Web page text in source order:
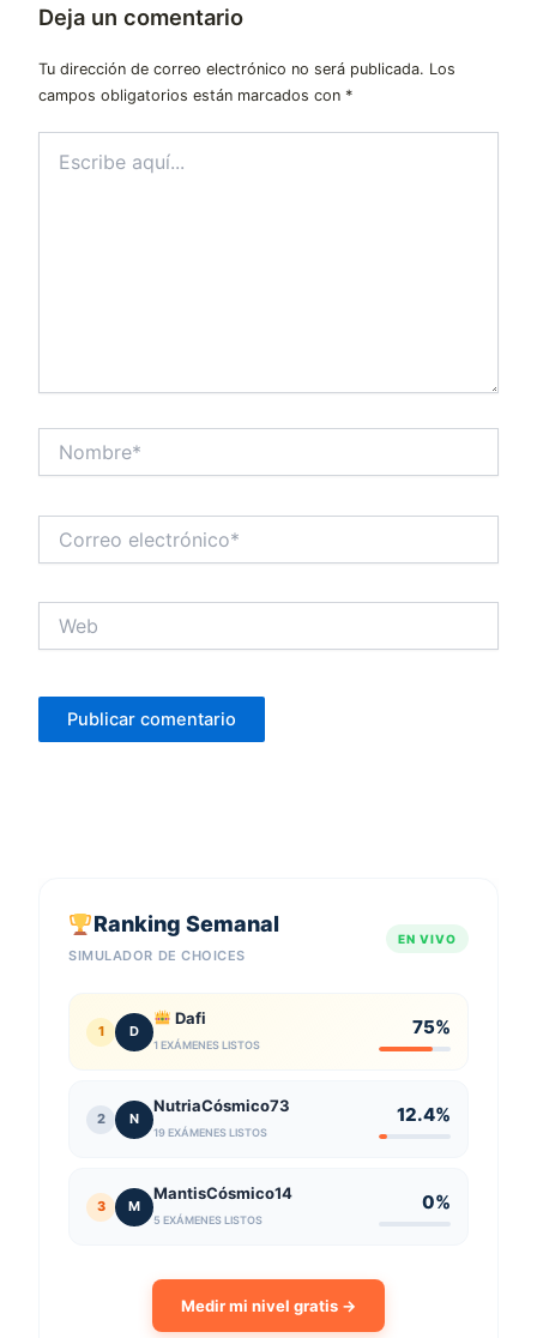
Deja un comentario
Tu dirección de correo electrónico no será publicada. Los
campos obligatorios están marcados con *
aquí...
electrónico*
Ranking Semanal
SIMULADOR DE CHOICES
EN VIVO
1 D
Dafi
1 EXÁMENES LISTOS
75%
2 N
NutriaCósmico73
19 EXÁMENES LISTOS
12.4%
3 M
MantisCósmico14
5 EXÁMENES LISTOS
0%
Medir mi nivel gratis →